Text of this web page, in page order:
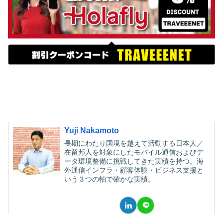
Yuji Nakamoto
長期にわたり国境を越えて活動する日本人／
在留邦人を対象にしたモバイル通信およびデ
ータ環境整備に挑戦してきた実績を持つ。海
外通信インフラ・顧客体験・ビジネス支援と
いう３つの軸で確かな実績。